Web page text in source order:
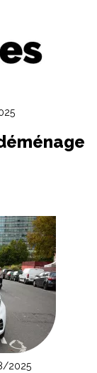
2025